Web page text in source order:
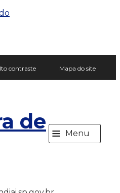
contraste Mapa do site
de ≡ Menu